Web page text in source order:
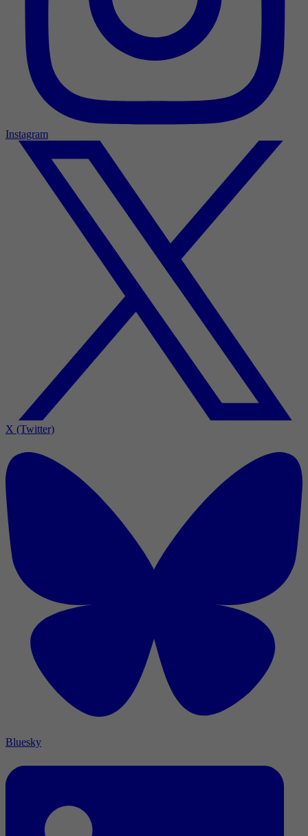
Instagram
X (Twitter)
Bluesky